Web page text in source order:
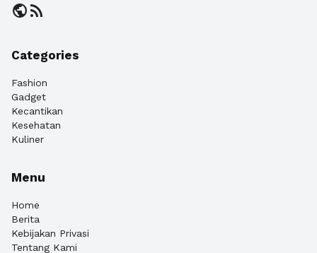
publicrss_feed
Categories
Fashion
Gadget
Kecantikan
Kesehatan
Kuliner
Menu
Home
Berita
Kebijakan Privasi
Tentang Kami